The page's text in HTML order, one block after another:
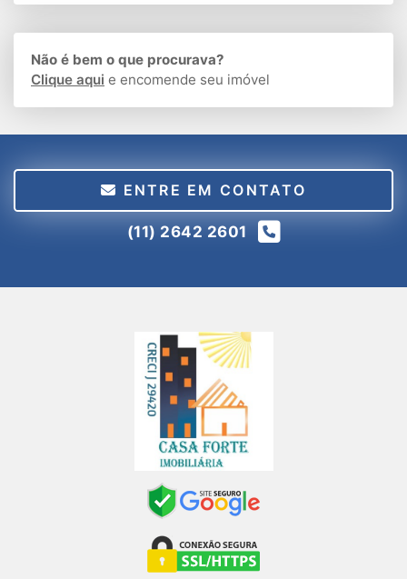
Não é bem o que procurava?
Clique aqui e encomende seu imóvel
ENTRE EM CONTATO
(11) 2642 2601